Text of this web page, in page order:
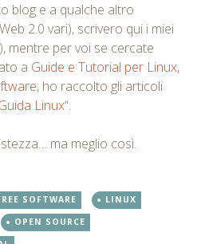
blog e a qualche altro
2.0 vari), scrivero qui i miei
mentre per voi se cercate
a Guide e Tutorial per Linux,
, ho raccolto gli articoli
Linux“.
ma meglio così.
SOFTWARE
LINUX
OPEN SOURCE